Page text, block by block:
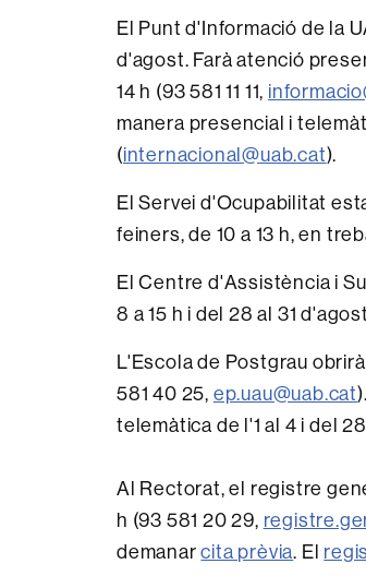
El Punt d'Informació de la
d'agost. Farà atenció
14 h (93 581 11 11,
manera presencial i
(internacional@uab.cat).
El Servei d'Ocupabilitat
feiners, de 10 a 13 h, en
El Centre d'Assistència i
8 a 15 h i del 28 al 31
L'Escola de Postgrau
581 40 25, ep.uau@uab.cat
telemàtica de l'1 al 4 i del
Al Rectorat, el registre
h (93 581 20 29,
demanarcita prèvia. El